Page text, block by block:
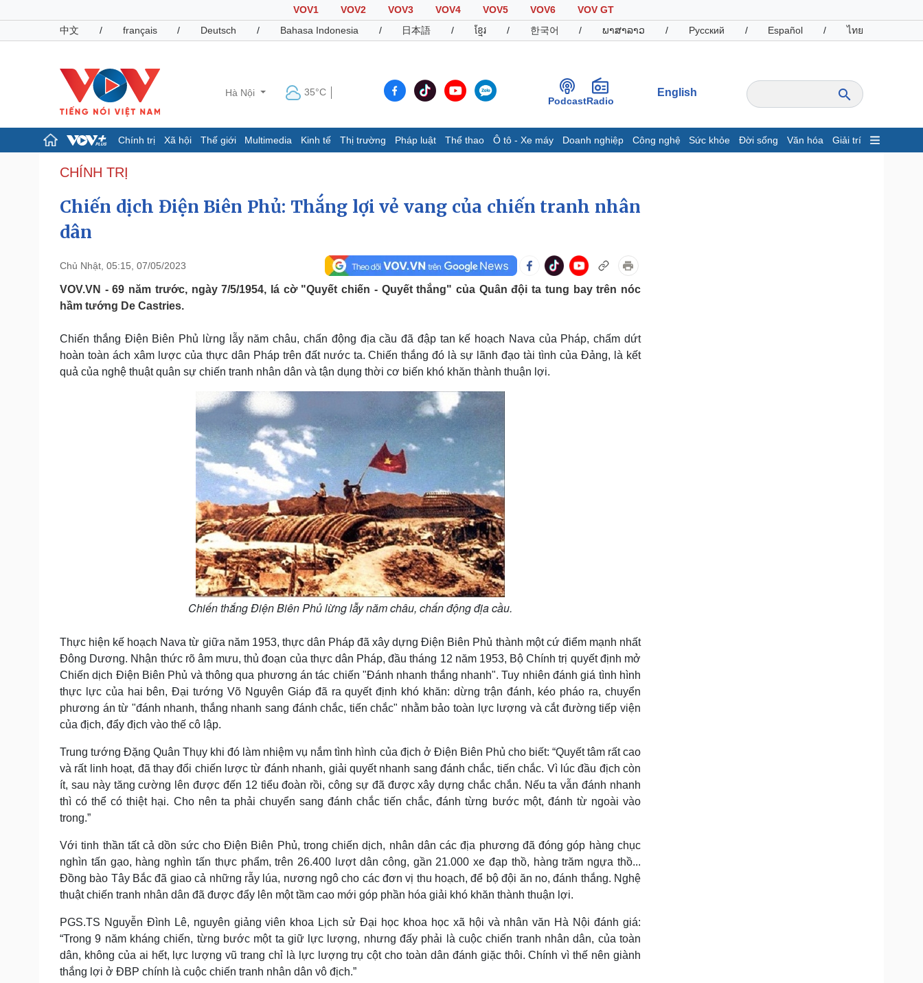
VOV1 VOV2 VOV3 VOV4 VOV5 VOV6
VOV GT
中文
/ français / Deutsch / Bahasa Indonesia / 日本語 / ខ្មែរ / 한국어 / ພາສາລາວ / Русский / Español / ไทย
Hà Nội 35°C
PodcastRadio
English
Chính trị Xã hội Thế giới Multimedia Kinh tế Thị trường Pháp luật Thể thao Ô tô - Xe máy Doanh nghiệp Công nghệ Sức khỏe Đời sống Văn hóa Giải trí
Chính trị
Tổ chức nhân sự
Quốc hội
Nhận diện sự thật
Dự báo thời tiết
Giáo dục
Cuộc sống đó đây
Hồ sơ
Ảnh
E-Magazine
Khởi nghiệp
Pháp luật
Vụ án
Quân sự - Quốc phòng
Thể thao
eSports
Hậu trường
Ô tô - Xe máy
Doanh nghiệp
Vì cộng đồng
Nhà đẹp
Blog
Tình yêu - Gia đình
Sân khấu - Điện ảnh
Di sản
Nghệ sĩ
Thời trang
Sao Việt
CHÍNH TRỊ
Chiến dịch Điện Biên Phủ: Thắng lợi vẻ vang của chiến tranh nhân
dân
Chủ Nhật, 05:15, 07/05/2023
VOV.VN - 69 năm trước, ngày 7/5/1954, lá cờ "Quyết chiến - Quyết thắng" của Quân đội ta tung bay trên nóc
hầm tướng De Castries.
Chiến thắng Điện Biên Phủ lừng lẫy năm châu, chấn động địa cầu đã đập tan kế hoạch Nava của Pháp, chấm dứt
hoàn toàn ách xâm lược của thực dân Pháp trên đất nước ta. Chiến thắng đó là sự lãnh đạo tài tình của Đảng, là kết
quả của nghệ thuật quân sự chiến tranh nhân dân và tận dụng thời cơ biến khó khăn thành thuận lợi.
Chiến thắng Điện Biên Phủ lừng lẫy năm châu, chấn động địa cầu.
Thực hiện kế hoạch Nava từ giữa năm 1953, thực dân Pháp đã xây dựng Điện Biên Phủ thành một cứ điểm mạnh nhất
Đông Dương. Nhận thức rõ âm mưu, thủ đoạn của thực dân Pháp, đầu tháng 12 năm 1953, Bộ Chính trị quyết định mở
Chiến dịch Điện Biên Phủ và thông qua phương án tác chiến "Đánh nhanh thắng nhanh". Tuy nhiên đánh giá tình hình
thực lực của hai bên, Đại tướng Võ Nguyên Giáp đã ra quyết định khó khăn: dừng trận đánh, kéo pháo ra, chuyển
phương án từ "đánh nhanh, thắng nhanh sang đánh chắc, tiến chắc" nhằm bảo toàn lực lượng và cắt đường tiếp viện
của địch, đẩy địch vào thế cô lập.
Trung tướng Đặng Quân Thụy khi đó làm nhiệm vụ nắm tình hình của địch ở Điện Biên Phủ cho biết: “Quyết tâm rất cao
và rất linh hoạt, đã thay đổi chiến lược từ đánh nhanh, giải quyết nhanh sang đánh chắc, tiến chắc. Vì lúc đầu địch còn
ít, sau này tăng cường lên được đến 12 tiểu đoàn rồi, công sự đã được xây dựng chắc chắn. Nếu ta vẫn đánh nhanh
thì có thể có thiệt hại. Cho nên ta phải chuyển sang đánh chắc tiến chắc, đánh từng bước một, đánh từ ngoài vào
trong.”
Với tinh thần tất cả dồn sức cho Điện Biên Phủ, trong chiến dịch, nhân dân các địa phương đã đóng góp hàng chục
nghìn tấn gạo, hàng nghìn tấn thực phẩm, trên 26.400 lượt dân công, gần 21.000 xe đạp thồ, hàng trăm ngựa thồ...
Đồng bào Tây Bắc đã giao cả những rẫy lúa, nương ngô cho các đơn vị thu hoạch, để bộ đội ăn no, đánh thắng. Nghệ
thuật chiến tranh nhân dân đã được đẩy lên một tầm cao mới góp phần hóa giải khó khăn thành thuận lợi.
PGS.TS Nguyễn Đình Lê, nguyên giảng viên khoa Lịch sử Đại học khoa học xã hội và nhân văn Hà Nội đánh giá:
“Trong 9 năm kháng chiến, từng bước một ta giữ lực lượng, nhưng đấy phải là cuộc chiến tranh nhân dân, của toàn
dân, không của ai hết, lực lượng vũ trang chỉ là lực lượng trụ cột cho toàn dân đánh giặc thôi. Chính vì thế nên giành
thắng lợi ở ĐBP chính là cuộc chiến tranh nhân dân vô địch.”